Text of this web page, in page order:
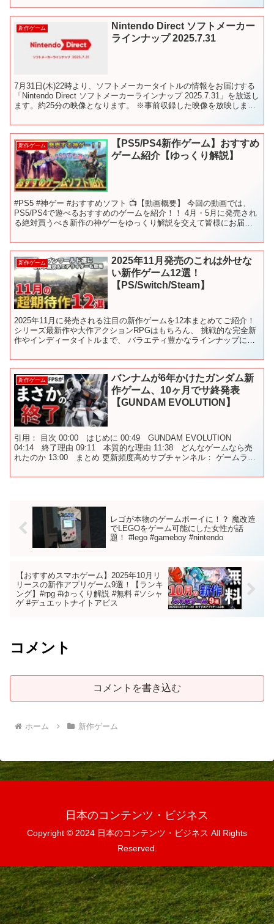
新作ゲーム
Nintendo Direct ソフトメーカー
ラインナップ 2025.7.31
7月31日(木)22時より、ソフトメーカータイトルの情報をお届けする
「Nintendo Direct ソフトメーカーラインナップ 2025.7.31」を放送し
ます。約25分の映像となります。 ※事前収録した映像を放映しま
新作ゲーム
【PS5/PS4新作ゲーム】おすすめ
ゲーム紹介【ゆっくり解説】
#PS5 #神ゲー #おすすめソフト 📺【動画概要】 今回の動画では、
PS5/PS4で遊べるおすすめのゲームを紹介！！ 4月・5月に発売され
る絶対買うべき新作の神ゲーをゆっくり解説を交えて皆様にお届け
新作ゲーム
2025年11月発売のこれは外せな
い新作ゲーム12選！
【PS/Switch/Steam】
2025年11月に発売される注目の新作ゲームを12本まとめてご紹介！
シリーズ最新作や大作アクションRPGはもちろん、 挑戦的な完全新
作やインディータイトルまで、 バラエティ豊かなラインナップにな
新作ゲーム
バンナムが6年かけたガンダム新
作ゲーム、10ヶ月でサ終発表
【GUNDAM EVOLUTION】
引用： 目次 00:00 はじめに 00:49 GUNDAM EVOLUTION
04:14 終了理由 09:11 本質的な理由 11:38 どんなゲームなら売
れたのか 13:00 まとめ 更新頻度高めサブチャンネル： ゲームラジ
レゴが本物のゲームボーイに！？ 魔改造
でLEGOをゲーム可能にした女性が話
題！ #lego #gameboy #nintendo
【おすすめスマホゲーム】2025年10月リ
リースの新作アプリゲーム9選！【ランキ
ング】#rpg #ゆっくり解説 #無料 #ソシャ
ゲ #デュエットナイトアビス
コメント
コメントを書き込む
ホーム 新作ゲーム
日本のコンテンツ・ビジネス
Copyright © 2024 日本のコンテンツ・ビジネス All Rights
Reserved.